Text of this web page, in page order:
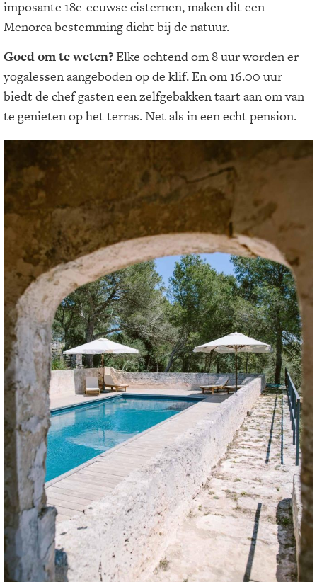
imposante 18e-eeuwse cisternen, maken dit een
Menorca bestemming dicht bij de natuur.
Goed om te weten?Elke ochtend om 8 uur worden er
yogalessen aangeboden op de klif. En om 16.00 uur
biedt de chef gasten een zelfgebakken taart aan om van
te genieten op het terras. Net als in een echt pension.